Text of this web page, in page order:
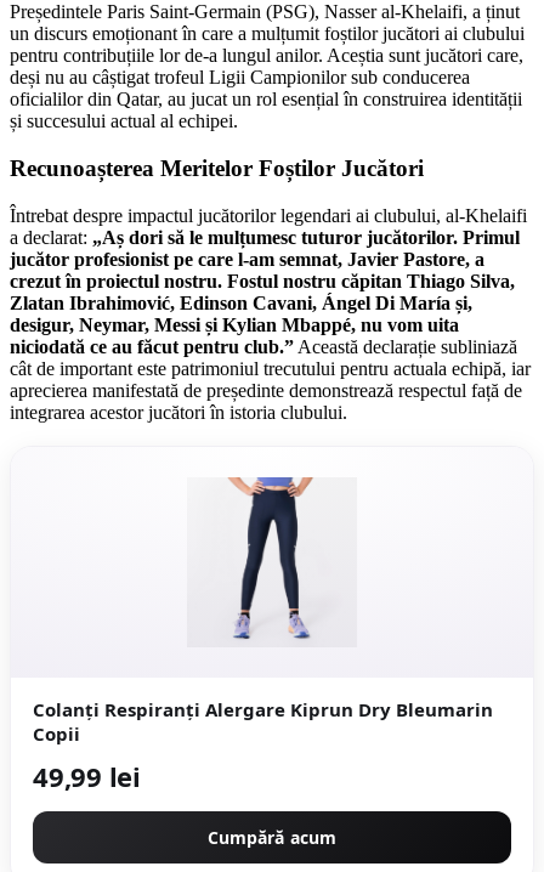
Președintele Paris Saint-Germain (PSG), Nasser al-Khelaifi, a ținut
un discurs emoționant în care a mulțumit foștilor jucători ai clubului
pentru contribuțiile lor de-a lungul anilor. Aceștia sunt jucători care,
deși nu au câștigat trofeul Ligii Campionilor sub conducerea
oficialilor din Qatar, au jucat un rol esențial în construirea identității
și succesului actual al echipei.
Recunoașterea Meritelor Foștilor Jucători
Întrebat despre impactul jucătorilor legendari ai clubului, al-Khelaifi
a declarat: „Aș dori să le mulțumesc tuturor jucătorilor. Primul
jucător profesionist pe care l-am semnat, Javier Pastore, a
crezut în proiectul nostru. Fostul nostru căpitan Thiago Silva,
Zlatan Ibrahimović, Edinson Cavani, Ángel Di María și,
desigur, Neymar, Messi și Kylian Mbappé, nu vom uita
niciodată ce au făcut pentru club.” Această declarație subliniază
cât de important este patrimoniul trecutului pentru actuala echipă, iar
aprecierea manifestată de președinte demonstrează respectul față de
integrarea acestor jucători în istoria clubului.
Colanți Respiranți Alergare Kiprun Dry Bleumarin
Copii
49,99 lei
Cumpără acum